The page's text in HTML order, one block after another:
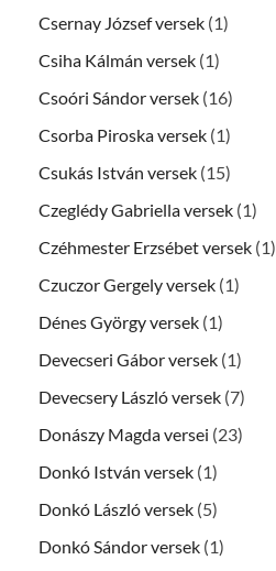
Csernay József versek (1)
Csiha Kálmán versek (1)
Csoóri Sándor versek (16)
Csorba Piroska versek (1)
Csukás István versek (15)
Czeglédy Gabriella versek (1)
Czéhmester Erzsébet versek (1)
Czuczor Gergely versek (1)
Dénes György versek (1)
Devecseri Gábor versek (1)
Devecsery László versek (7)
Donászy Magda versei (23)
Donkó István versek (1)
Donkó László versek (5)
Donkó Sándor versek (1)